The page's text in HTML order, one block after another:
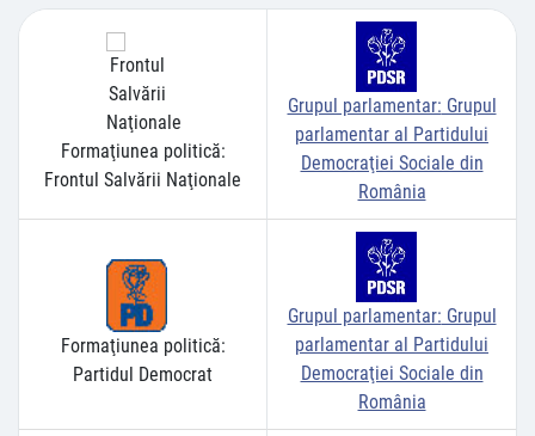
Formaţiunea politică:
Frontul Salvării Naţionale
Grupul parlamentar: Grupul
parlamentar al Partidului
Democraţiei Sociale din
România
Formaţiunea politică:
Partidul Democrat
Grupul parlamentar: Grupul
parlamentar al Partidului
Democraţiei Sociale din
România